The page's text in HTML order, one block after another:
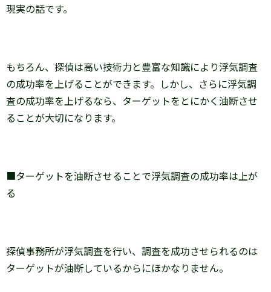
現実の話です。
もちろん、探偵は高い技術力と豊富な知識により浮気調査
の成功率を上げることができます。しかし、さらに浮気調
査の成功率を上げるなら、ターゲットをとにかく油断させ
ることが大切になります。
■ターゲットを油断させることで浮気調査の成功率は上が
る
探偵事務所が浮気調査を行い、調査を成功させられるのは
ターゲットが油断しているからにほかなりません。